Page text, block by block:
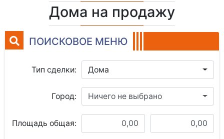
Дома на продажу
ПОИСКОВОЕ МЕНЮ
Тип сделки: Дома
Город: Ничего не выбрано
Площадь общая: